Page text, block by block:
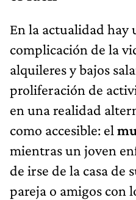
En la actualidad hay
complicación de la
alquileres y bajos
proliferación de
en una realidad
como accesible: el
mientras un joven
de irse de la casa de
pareja o amigos con